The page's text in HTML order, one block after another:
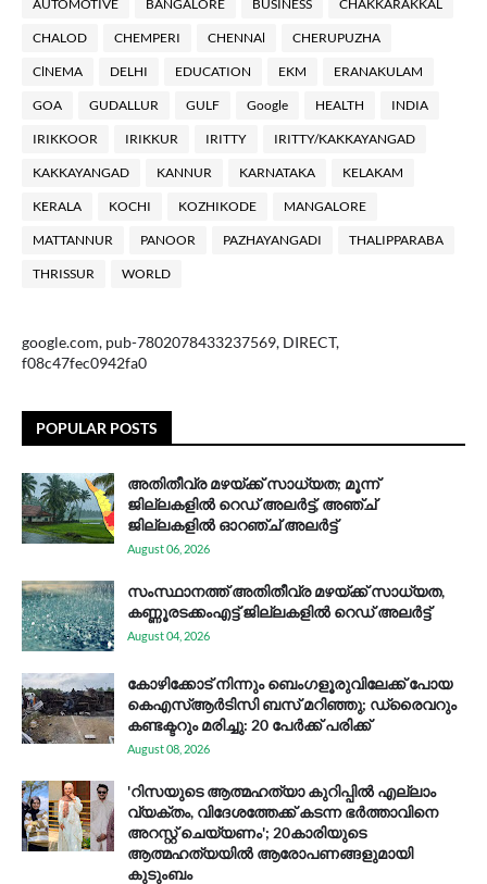
AUTOMOTIVE BANGALORE BUSINESS CHAKKARAKKAL
CHALOD CHEMPERI CHENNAl CHERUPUZHA
ClNEMA DELHI EDUCATION EKM ERANAKULAM
GOA GUDALLUR GULF Google HEALTH INDIA
IRIKKOOR IRIKKUR IRITTY IRITTY/KAKKAYANGAD
KAKKAYANGAD KANNUR KARNATAKA KELAKAM
KERALA KOCHI KOZHIKODE MANGALORE
MATTANNUR PANOOR PAZHAYANGADI THALIPPARABA
THRISSUR WORLD
google.com, pub-7802078433237569, DIRECT,
f08c47fec0942fa0
POPULAR POSTS
അതിതീവ്ര മഴയ്ക്ക് സാധ്യത; മൂന്ന്
ജില്ലകളിൽ റെഡ് അലർട്ട്, അഞ്ച്
ജില്ലകളിൽ ഓറഞ്ച് അലർട്ട്
August 06, 2026
സം​സ്ഥാ​ന​ത്ത് അ​തി​തീ​വ്ര മ​ഴ​യ്ക്ക് സാ​ധ്യ​ത,
കണ്ണൂരടക്കംഎ​ട്ട് ജി​ല്ല​ക​ളി​ൽ റെ​ഡ് അ​ലർ​ട്ട്
August 04, 2026
കോഴിക്കോട് നിന്നും ബെംഗളൂരുവിലേക്ക് പോയ
കെഎസ്ആര്‍ടിസി ബസ് മറിഞ്ഞു; ഡ്രൈവറും
കണ്ടക്ടറും മരിച്ചു: 20 പേര്‍ക്ക് പരിക്ക്
August 08, 2026
'റിസയുടെ ആത്മഹത്യാ കുറിപ്പിൽ എല്ലാം
വ്യക്തം, വിദേശത്തേക്ക് കടന്ന ഭർത്താവിനെ
അറസ്റ്റ് ചെയ്യണം'; 20കാരിയുടെ
ആത്മഹത്യയിൽ ആരോപണങ്ങളുമായി
കുടുംബം